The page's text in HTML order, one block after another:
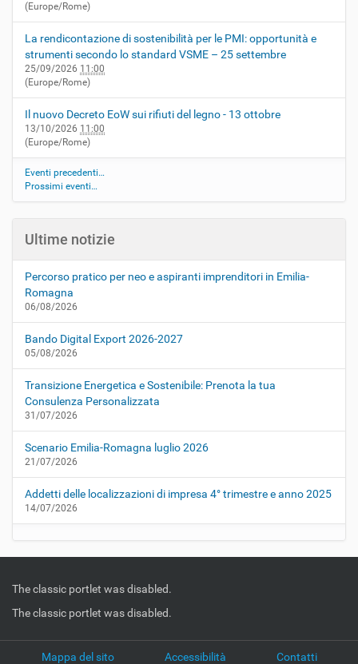
(Europe/Rome)
La rendicontazione di sostenibilità per le PMI: opportunità e
strumenti secondo lo standard VSME – 25 settembre
25/09/2026 11:00
(Europe/Rome)
Il nuovo Decreto EoW sui rifiuti del legno - 13 ottobre
13/10/2026 11:00
(Europe/Rome)
Eventi precedenti…
Prossimi eventi…
Ultime notizie
Percorso pratico per neo e aspiranti imprenditori in Emilia-
Romagna
06/08/2026
Bando Digital Export 2026-2027
05/08/2026
Transizione Energetica e Sostenibile: Prenota la tua
Consulenza Personalizzata
31/07/2026
Scenario Emilia-Romagna luglio 2026
21/07/2026
Addetti delle localizzazioni di impresa 4° trimestre e anno 2025
14/07/2026
The classic portlet was disabled.
The classic portlet was disabled.
Mappa del sito Accessibilità Contatti